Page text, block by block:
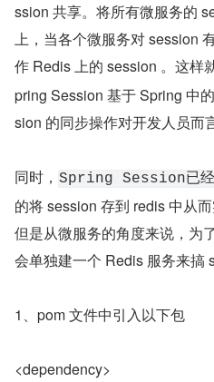
ssion 共享。将所有微服务的
上，当各个微服务对 session
作 Redis 上的 session 。这样
pring Session 基于 Spring 中
sion 的同步操作对开发人员而
同时， Spring Session已
的将 session 存到 redis 中从
但是从微服务的角度来说，为
会单独建一个 Redis 服务来搞
1、pom 文件中引入以下包
<dependency>